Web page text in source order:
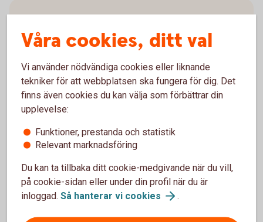
Villkor BankID privat (pdf)
Vill du kunna logga in hos oss?
Om du vill logga in i internetbanken, eller appen, finns det
två olika BankID att välja mellan. Mobilt BankID om du vill
identifiera dig på mobilen eller BankID på kort om du
föredrar datorn (ej till nyförsäljning hos oss). Du kan också
använda säkerhetsdosa.
Våra cookies, ditt val
Vi använder nödvändiga cookies eller liknande
tekniker för att webbplatsen ska fungera för dig. Det
finns även cookies du kan välja som förbättrar din
upplevelse:
Funktioner, prestanda och statistik
Relevant marknadsföring
Du kan ta tillbaka ditt cookie-medgivande när du vill,
på cookie-sidan eller under din profil när du är
inloggad. Så hanterar vi cookies .